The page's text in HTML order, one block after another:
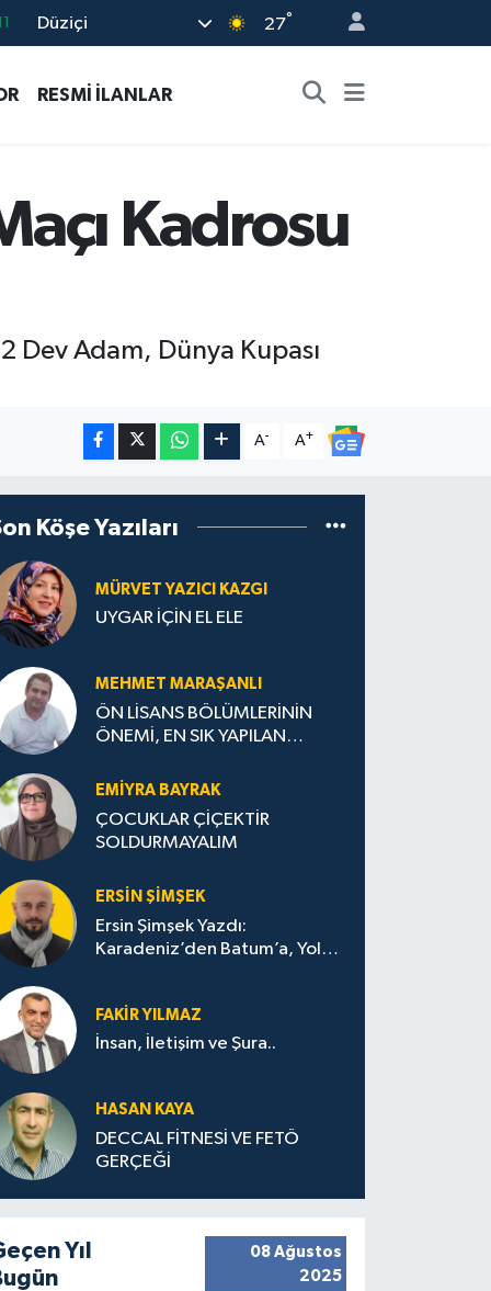
Düziçi 27°
RESMİ İLANLAR
Kadrosu
Dev Adam, Dünya Kupası
A- A+
Köşe Yazıları
MÜRVET YAZICI KAZGI
UYGAR İÇİN EL ELE
MEHMET MARAŞANLI
ÖN LİSANS BÖLÜMLERİNİN
ÖNEMİ, EN SIK YAPILAN
STRATEJİLERİ
EMIYRA BAYRAK
ÇOCUKLAR ÇİÇEKTİR
SOLDURMAYALIM
ERSIN ŞIMŞEK
Ersin Şimşek Yazdı:
Karadeniz’den Batum’a, Yolun
FAKIR YILMAZ
İnsan, İletişim ve Şura..
HASAN KAYA
DECCAL FİTNESİ VE FETÖ
GERÇEĞİ
Yıl
08 Ağustos
2025